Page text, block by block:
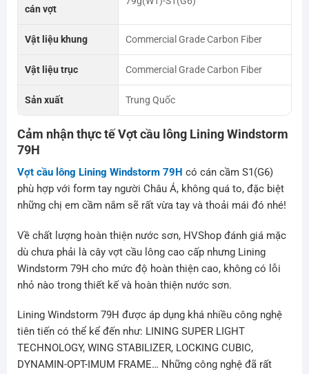
cán vợt
Vật liệu khung Commercial Grade Carbon Fiber
Vật liệu trục Commercial Grade Carbon Fiber
Sản xuất Trung Quốc
Cảm nhận thực tế Vợt cầu lông Lining Windstorm
79H
Vợt cầu lông Lining Windstorm 79H có cán cầm S1(G6)
phù hợp với form tay người Châu Á, không quá to, đặc biệt
những chị em cầm nắm sẽ rất vừa tay và thoải mái đó nhé!
Về chất lượng hoàn thiện nước sơn, HVShop đánh giá mặc
dù chưa phải là cây vợt cầu lông cao cấp nhưng Lining
Windstorm 79H cho mức độ hoàn thiện cao, không có lỗi
nhỏ nào trong thiết kế và hoàn thiện nước sơn.
Lining Windstorm 79H được áp dụng khá nhiều công nghệ
tiên tiến có thể kể đến như: LINING SUPER LIGHT
TECHNOLOGY, WING STABILIZER, LOCKING CUBIC,
DYNAMIN-OPT-IMUM FRAME… Những công nghệ đã rất